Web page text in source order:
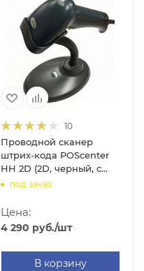
10
Проводной сканер
штрих-кода POScenter
HH 2D (2D, черный, с
подставкой)
под заказ
Цена:
4 290 руб./шт
В корзину